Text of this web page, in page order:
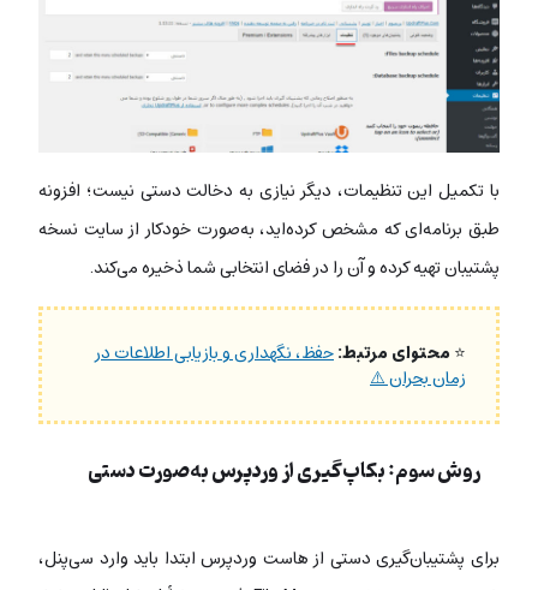
با تکمیل این تنظیمات، دیگر نیازی به دخالت دستی نیست؛ افزونه
طبق برنامه‌ای که مشخص کرده‌اید، به‌صورت خودکار از سایت نسخه
پشتیبان تهیه کرده و آن را در فضای انتخابی شما ذخیره می‌کند.
⭐محتوای مرتبط:حفظ، نگهداری و بازیابی اطلاعات در
زمان بحران ⚠️
روش سوم: بکاپ‌گیری از وردپرس به‌صورت دستی
برای پشتیبان‌‌گیری دستی از هاست وردپرس ابتدا باید وارد سی‌پنل،